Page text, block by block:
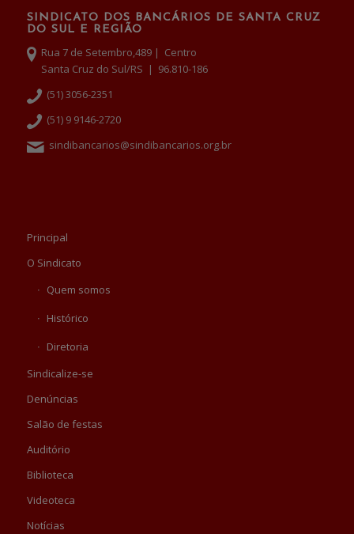
SINDICATO DOS BANCÁRIOS DE SANTA CRUZ
DO SUL E REGIÃO
Rua 7 de Setembro,489 | Centro
Santa Cruz do Sul/RS | 96.810-186
(51) 3056-2351
(51) 9 9146-2720
sindibancarios@sindibancarios.org.br
Principal
O Sindicato
Quem somos
Histórico
Diretoria
Sindicalize-se
Denúncias
Salão de festas
Auditório
Biblioteca
Videoteca
Notícias